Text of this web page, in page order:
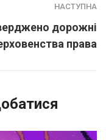
НАСТУПНА
дорожні
права